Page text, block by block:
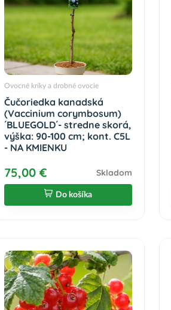
Ovocné kríky a drobné ovocie
Čučoriedka kanadská
(Vaccinium corymbosum)
´BLUEGOLD´- stredne skorá,
výška: 90-100 cm; kont. C5L
- NA KMIENKU
75,00 € Skladom
Do košíka